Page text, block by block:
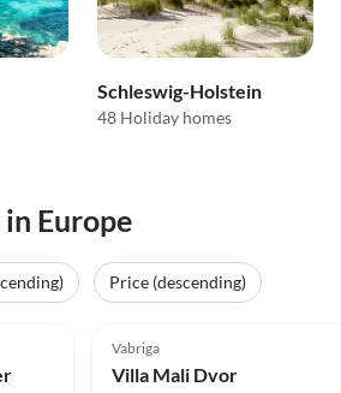
Schleswig-Holstein
48 Holiday homes
Europe
Price (descending)
Top-Listing
Vabriga
Villa Mali Dvor